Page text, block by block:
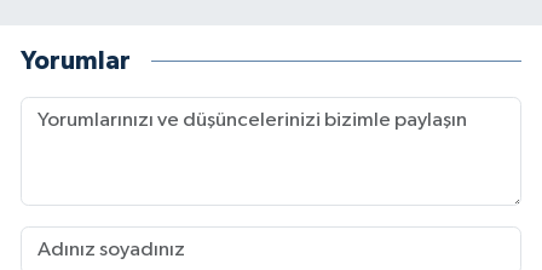
Yorumlar